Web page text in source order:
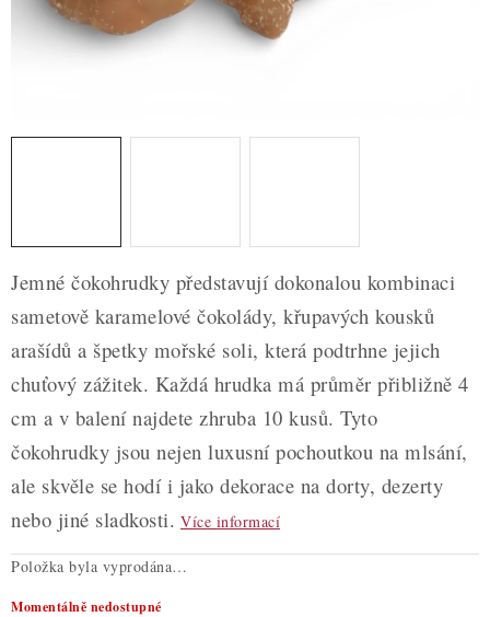
PROFI BALENÍ
Hodnocení obchodu
Blog
Moje objednávka
Podmínky ochrany osobních údajů
Jemné čokohrudky představují dokonalou kombinaci
sametově karamelové čokolády, křupavých kousků
arašídů a špetky mořské soli, která podtrhne jejich
chuťový zážitek. Každá hrudka má průměr přibližně 4
cm a v balení najdete zhruba 10 kusů. Tyto
čokohrudky jsou nejen luxusní pochoutkou na mlsání,
ale skvěle se hodí i jako dekorace na dorty, dezerty
nebo jiné sladkosti. Více informací
Položka byla vyprodána…
Momentálně nedostupné